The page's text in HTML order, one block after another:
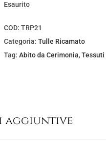
Esaurito
COD: TRP21
Categoria: Tulle Ricamato
Tag: Abito da Cerimonia,Tessuti
aggiuntive